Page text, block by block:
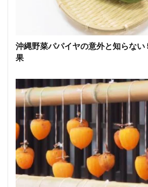
沖縄野菜パパイヤの意外と知らない
果